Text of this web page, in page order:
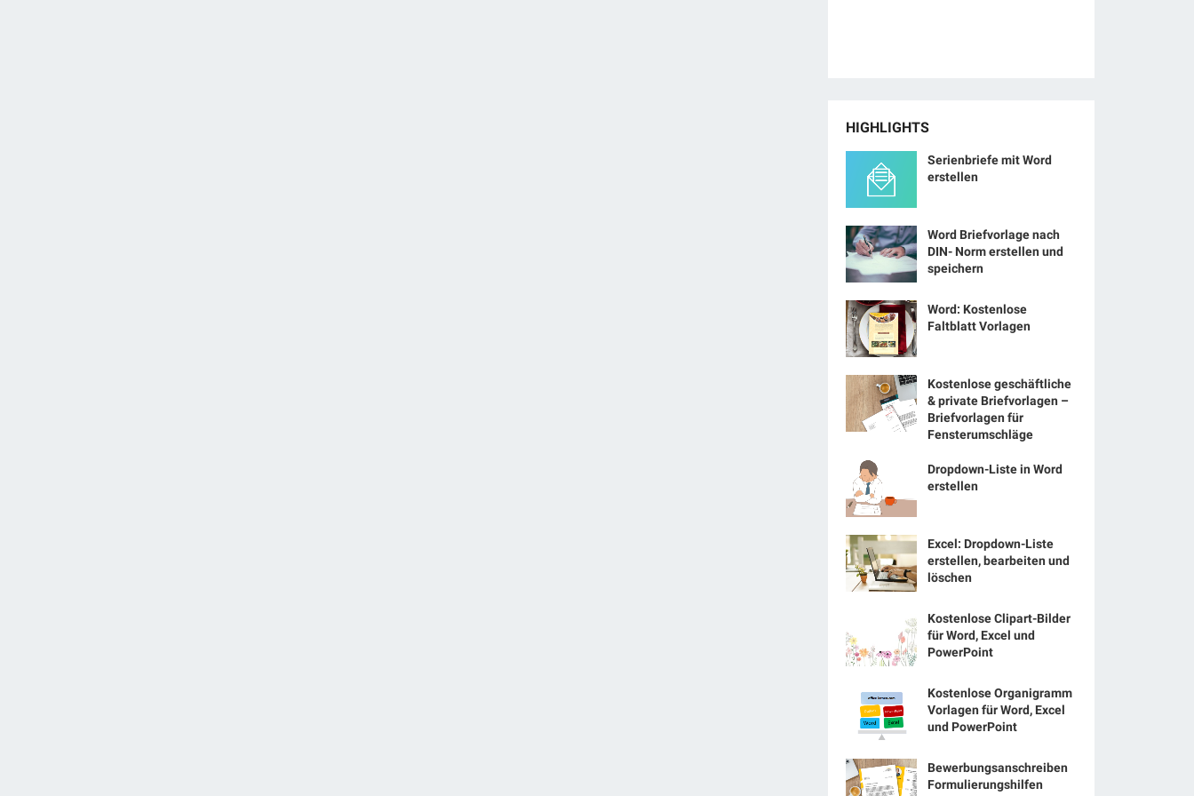
HIGHLIGHTS
Serienbriefe mit Word
erstellen
Word Briefvorlage nach
DIN- Norm erstellen und
speichern
Word: Kostenlose
Faltblatt Vorlagen
Kostenlose geschäftliche
& private Briefvorlagen –
Briefvorlagen für
Fensterumschläge
Dropdown-Liste in Word
erstellen
Excel: Dropdown-Liste
erstellen, bearbeiten und
löschen
Kostenlose Clipart-Bilder
für Word, Excel und
PowerPoint
Kostenlose Organigramm
Vorlagen für Word, Excel
und PowerPoint
Bewerbungsanschreiben
Formulierungshilfen